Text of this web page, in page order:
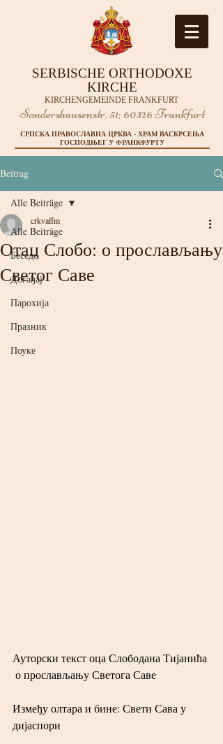
SERBISCHE ORTHODOXE
KIRCHE
KIRCHENGEMEINDE FRANKFURT
Sondershausenstr. 51; 60326 Frankfurt
СРПСКА ПРАВОСЛАВНА ЦРКВА - ХРАМ ВАСКРСЕЊА
ГОСПОДЊЕГ У ФРАНКФУРТУ
Beitrag
Alle Beiträge
Беседе
Догађај
Парохија
Празник
Поуке
Alle Beiträge
Отац Слобо: о прослављању
Светог Саве
crkvaffm
Ауторски текст оца Слободана Тијанића
о прослављању Светога Саве
Између олтара и бине: Свети Сава у
дијаспори